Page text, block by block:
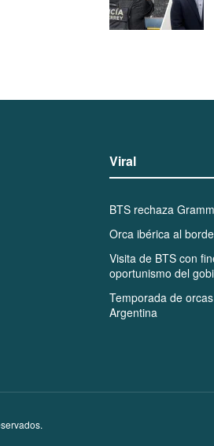
Viral
BTS rechaza
Orca ibérica al
Visita de BTS con
oportunismo del
Temporada de
Argentina